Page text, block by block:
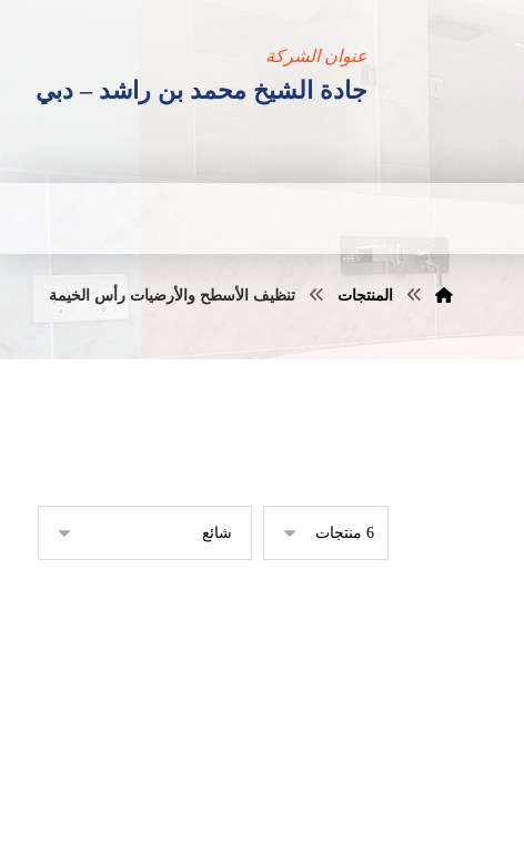
عنوان الشركة
جادة الشيخ محمد بن راشد – دبي
المنتجات تنظيف الأسطح والأرضيات رأس الخيمة